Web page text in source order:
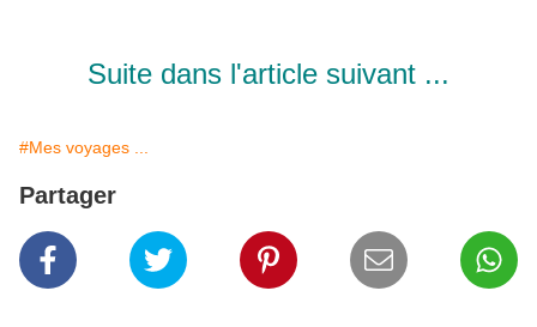
Suite dans l'article suivant ...
#Mes voyages ...
Partager